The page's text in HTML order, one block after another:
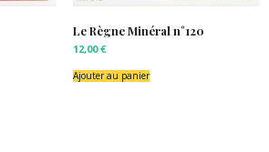
Le Règne Minéral n°120
12,00€
Ajouter au panier